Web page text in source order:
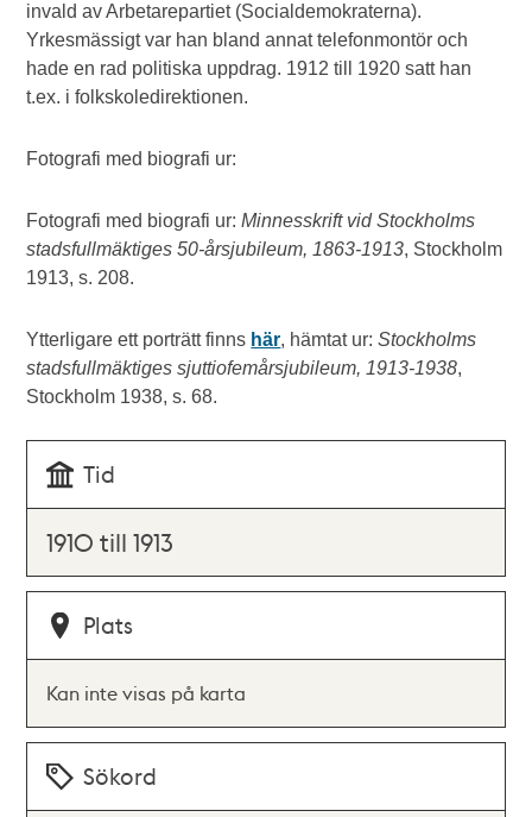
invald av Arbetarepartiet (Socialdemokraterna).
Yrkesmässigt var han bland annat telefonmontör och
hade en rad politiska uppdrag. 1912 till 1920 satt han
t.ex. i folkskoledirektionen.
Fotografi med biografi ur:
Fotografi med biografi ur:Minnesskrift vid Stockholms
stadsfullmäktiges 50-årsjubileum, 1863-1913, Stockholm
1913, s. 208.
Ytterligare ett porträtt finns här, hämtat ur:Stockholms
stadsfullmäktiges sjuttiofemårsjubileum, 1913-1938,
Stockholm 1938, s. 68.
Tid
1910 till 1913
Plats
Kan inte visas på karta
Sökord